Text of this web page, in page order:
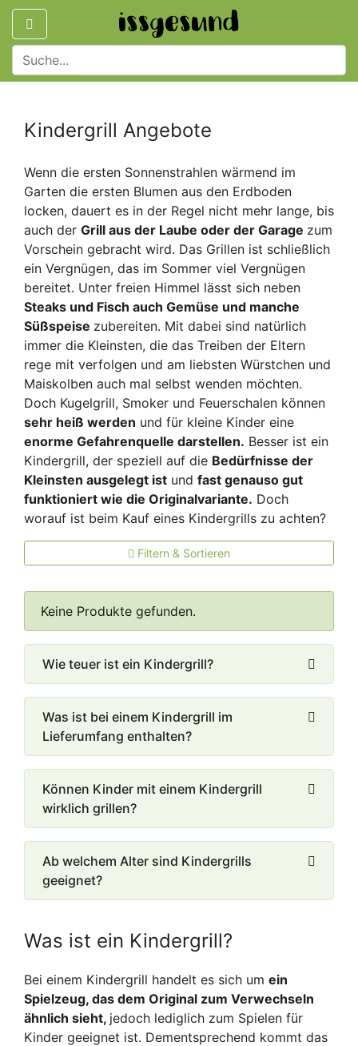
Kindergrill Angebote
Wenn die ersten Sonnenstrahlen wärmend im
Garten die ersten Blumen aus den Erdboden
locken, dauert es in der Regel nicht mehr lange, bis
auch der Grill aus der Laube oder der Garage zum
Vorschein gebracht wird. Das Grillen ist schließlich
ein Vergnügen, das im Sommer viel Vergnügen
bereitet. Unter freien Himmel lässt sich neben
Steaks und Fisch auch Gemüse und manche
Süßspeise zubereiten. Mit dabei sind natürlich
immer die Kleinsten, die das Treiben der Eltern
rege mit verfolgen und am liebsten Würstchen und
Maiskolben auch mal selbst wenden möchten.
Doch Kugelgrill, Smoker und Feuerschalen können
sehr heiß werden und für kleine Kinder eine
enorme Gefahrenquelle darstellen. Besser ist ein
Kindergrill, der speziell auf die Bedürfnisse der
Kleinsten ausgelegt ist und fast genauso gut
funktioniert wie die Originalvariante. Doch
worauf ist beim Kauf eines Kindergrills zu achten?
Filtern & Sortieren
Keine Produkte gefunden.
Wie teuer ist ein Kindergrill?
Was ist bei einem Kindergrill im
Lieferumfang enthalten?
Können Kinder mit einem Kindergrill
wirklich grillen?
Ab welchem Alter sind Kindergrills
geeignet?
Was ist ein Kindergrill?
Bei einem Kindergrill handelt es sich um ein
Spielzeug, das dem Original zum Verwechseln
ähnlich sieht, jedoch lediglich zum Spielen für
Kinder geeignet ist. Dementsprechend kommt das